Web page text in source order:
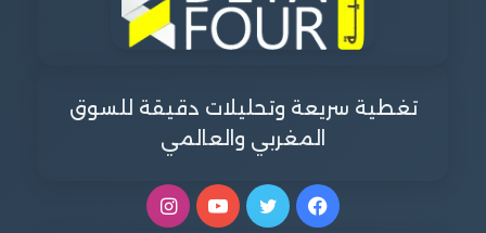
تغطية سريعة وتحليلات دقيقة للسوق
المغربي والعالمي
فيسبوكتويتر يوتيوبانستقرام